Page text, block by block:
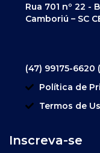
Rua 701 nº 22 -
Camboriú – SC
(47) 99175-6620
Política de
Termos de
Inscreva-se